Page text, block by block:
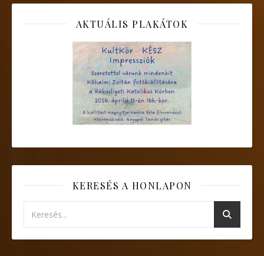
AKTUÁLIS PLAKÁTOK
KERESÉS A HONLAPON